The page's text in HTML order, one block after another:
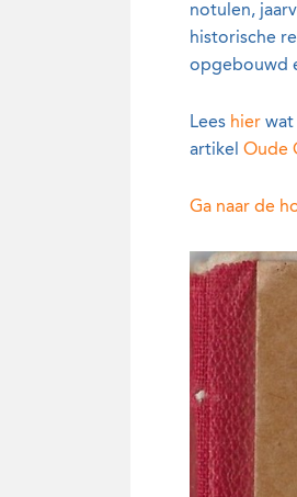
notulen,
historische
opgebouwd
Lees hierwat
artikel Oude
Ga naar de